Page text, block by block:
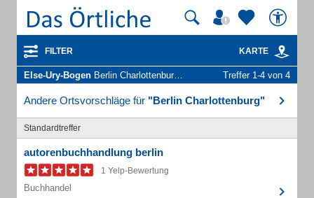
FILTER KARTE
Else-Ury-Bogen Berlin Charlottenburg - Unternehmen und Personen Treffer 1-4 von 4
Andere Ortsvorschläge für "Berlin Charlottenburg"
Standardtreffer
autorenbuchhandlung berlin
1 Yelp-Bewertung
Buchhandel